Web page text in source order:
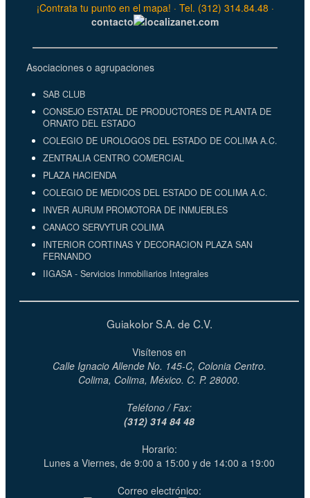
¡Contrata tu punto en el mapa! · Tel. (312) 314.84.48 ·
contacto
localizanet.com
Asociaciones o agrupaciones
SAB CLUB
CONSEJO ESTATAL DE PRODUCTORES DE PLANTA DE
ORNATO DEL ESTADO
COLEGIO DE UROLOGOS DEL ESTADO DE COLIMA A.C.
ZENTRALIA CENTRO COMERCIAL
PLAZA HACIENDA
COLEGIO DE MEDICOS DEL ESTADO DE COLIMA A.C.
INVER AURUM PROMOTORA DE INMUEBLES
CANACO SERVYTUR COLIMA
INTERIOR CORTINAS Y DECORACION PLAZA SAN
FERNANDO
IIGASA - Servicios Inmobiliarios Integrales
Guiakolor S.A. de C.V.
Visítenos en
Calle Ignacio Allende No. 145-C, Colonia Centro.
Colima, Colima, México. C. P. 28000.
Teléfono / Fax:
(312) 314 84 48
Horario:
Lunes a Viernes, de 9:00 a 15:00 y de 14:00 a 19:00
Correo electrónico: